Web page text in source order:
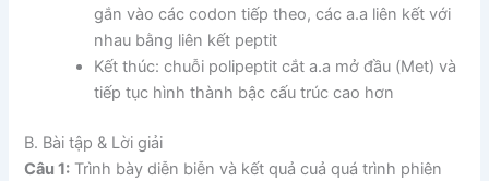
gắn vào các codon tiếp theo, các a.a liên kết với
nhau bằng liên kết peptit
Kết thúc: chuỗi polipeptit cắt a.a mở đầu (Met) và
tiếp tục hình thành bậc cấu trúc cao hơn
B. Bài tập & Lời giải
Câu 1: Trình bày diễn biễn và kết quả cuả quá trình phiên